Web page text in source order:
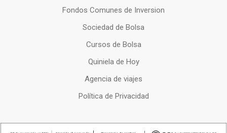
Fondos Comunes de Inversion
Sociedad de Bolsa
Cursos de Bolsa
Quiniela de Hoy
Agencia de viajes
Política de Privacidad